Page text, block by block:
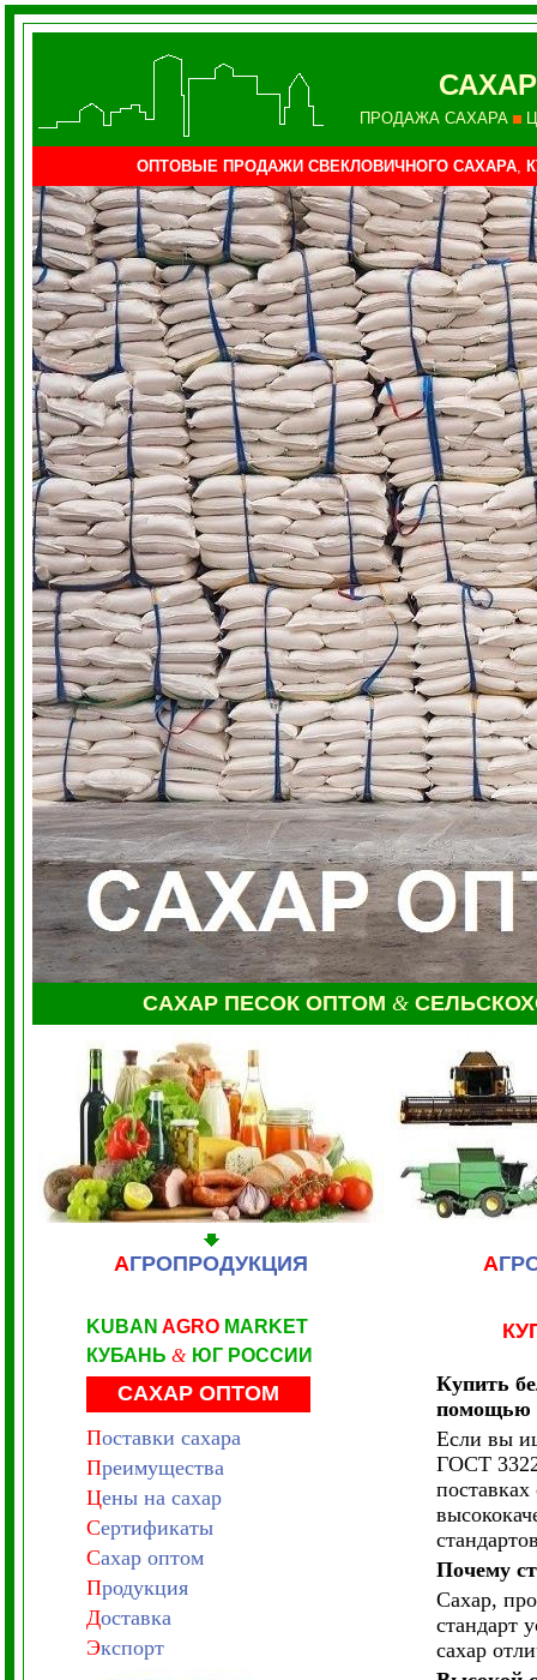
ПРОДАЖА САХАРА
ОПТОВЫЕ ПРОДАЖИ СВЕКЛОВИЧНОГО САХАРА,
САХАР ПЕСОК ОПТОМ &
АГРОПРОДУКЦИЯ А
KUBAN AGRO MARKET
КУБАНЬ & ЮГ РОССИИ
САХАР ОПТОМ
Поставки сахара
Преимущества
Цены на сахар
Сертификаты
Сахар оптом
Продукция
Доставка
Экспорт
Купить
помощью
Если вы
ГОСТ
Почему
Сахар,
стандарт
сахар